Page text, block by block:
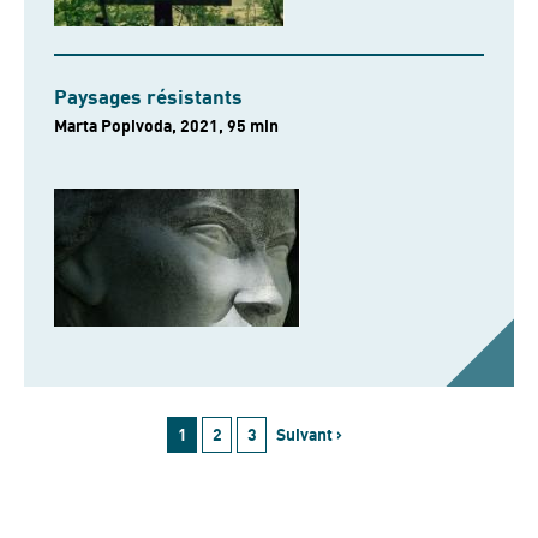
Paysages résistants
Marta Popivoda, 2021, 95 min
1 2 3 Suivant ›